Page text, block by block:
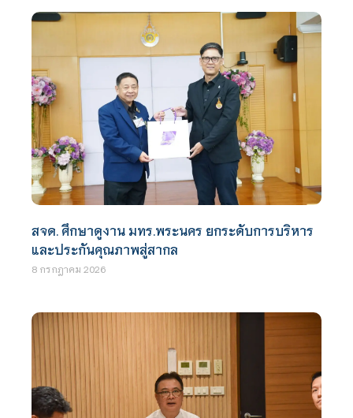
สจด. ศึกษาดูงาน มทร.พระนคร ยกระดับการบริหาร
และประกันคุณภาพสู่สากล
8 กรกฎาคม 2026